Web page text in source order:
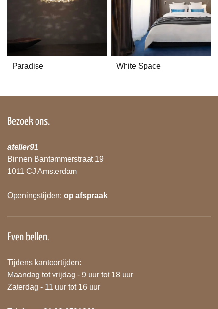
Paradise White Space
Bezoek ons.
atelier91
Binnen Bantammerstraat 19
1011 CJ Amsterdam
Openingstijden: op afspraak
Even bellen.
Tijdens kantoortijden:
Maandag tot vrijdag - 9 uur tot 18 uur
Zaterdag - 11 uur tot 16 uur